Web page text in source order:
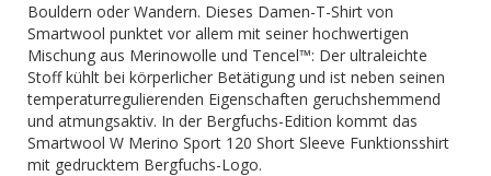
Bouldern oder Wandern. Dieses Damen-T-Shirt von
Smartwool punktet vor allem mit seiner hochwertigen
Mischung aus Merinowolle und Tencel™: Der ultraleichte
Stoff kühlt bei körperlicher Betätigung und ist neben seinen
temperaturregulierenden Eigenschaften geruchshemmend
und atmungsaktiv. In der Bergfuchs-Edition kommt das
Smartwool W Merino Sport 120 Short Sleeve Funktionsshirt
mit gedrucktem Bergfuchs-Logo.